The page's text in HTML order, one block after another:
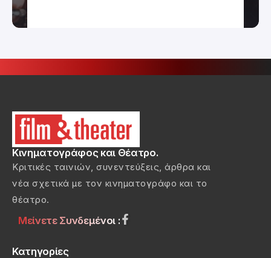
Κινηματογράφος και Θέατρο.
Κριτικές ταινιών, συνεντεύξεις, άρθρα και
νέα σχετικά με τον κινηματογράφο και το
θέατρο.
Μείνετε Συνδεμένοι :
Κατηγορίες